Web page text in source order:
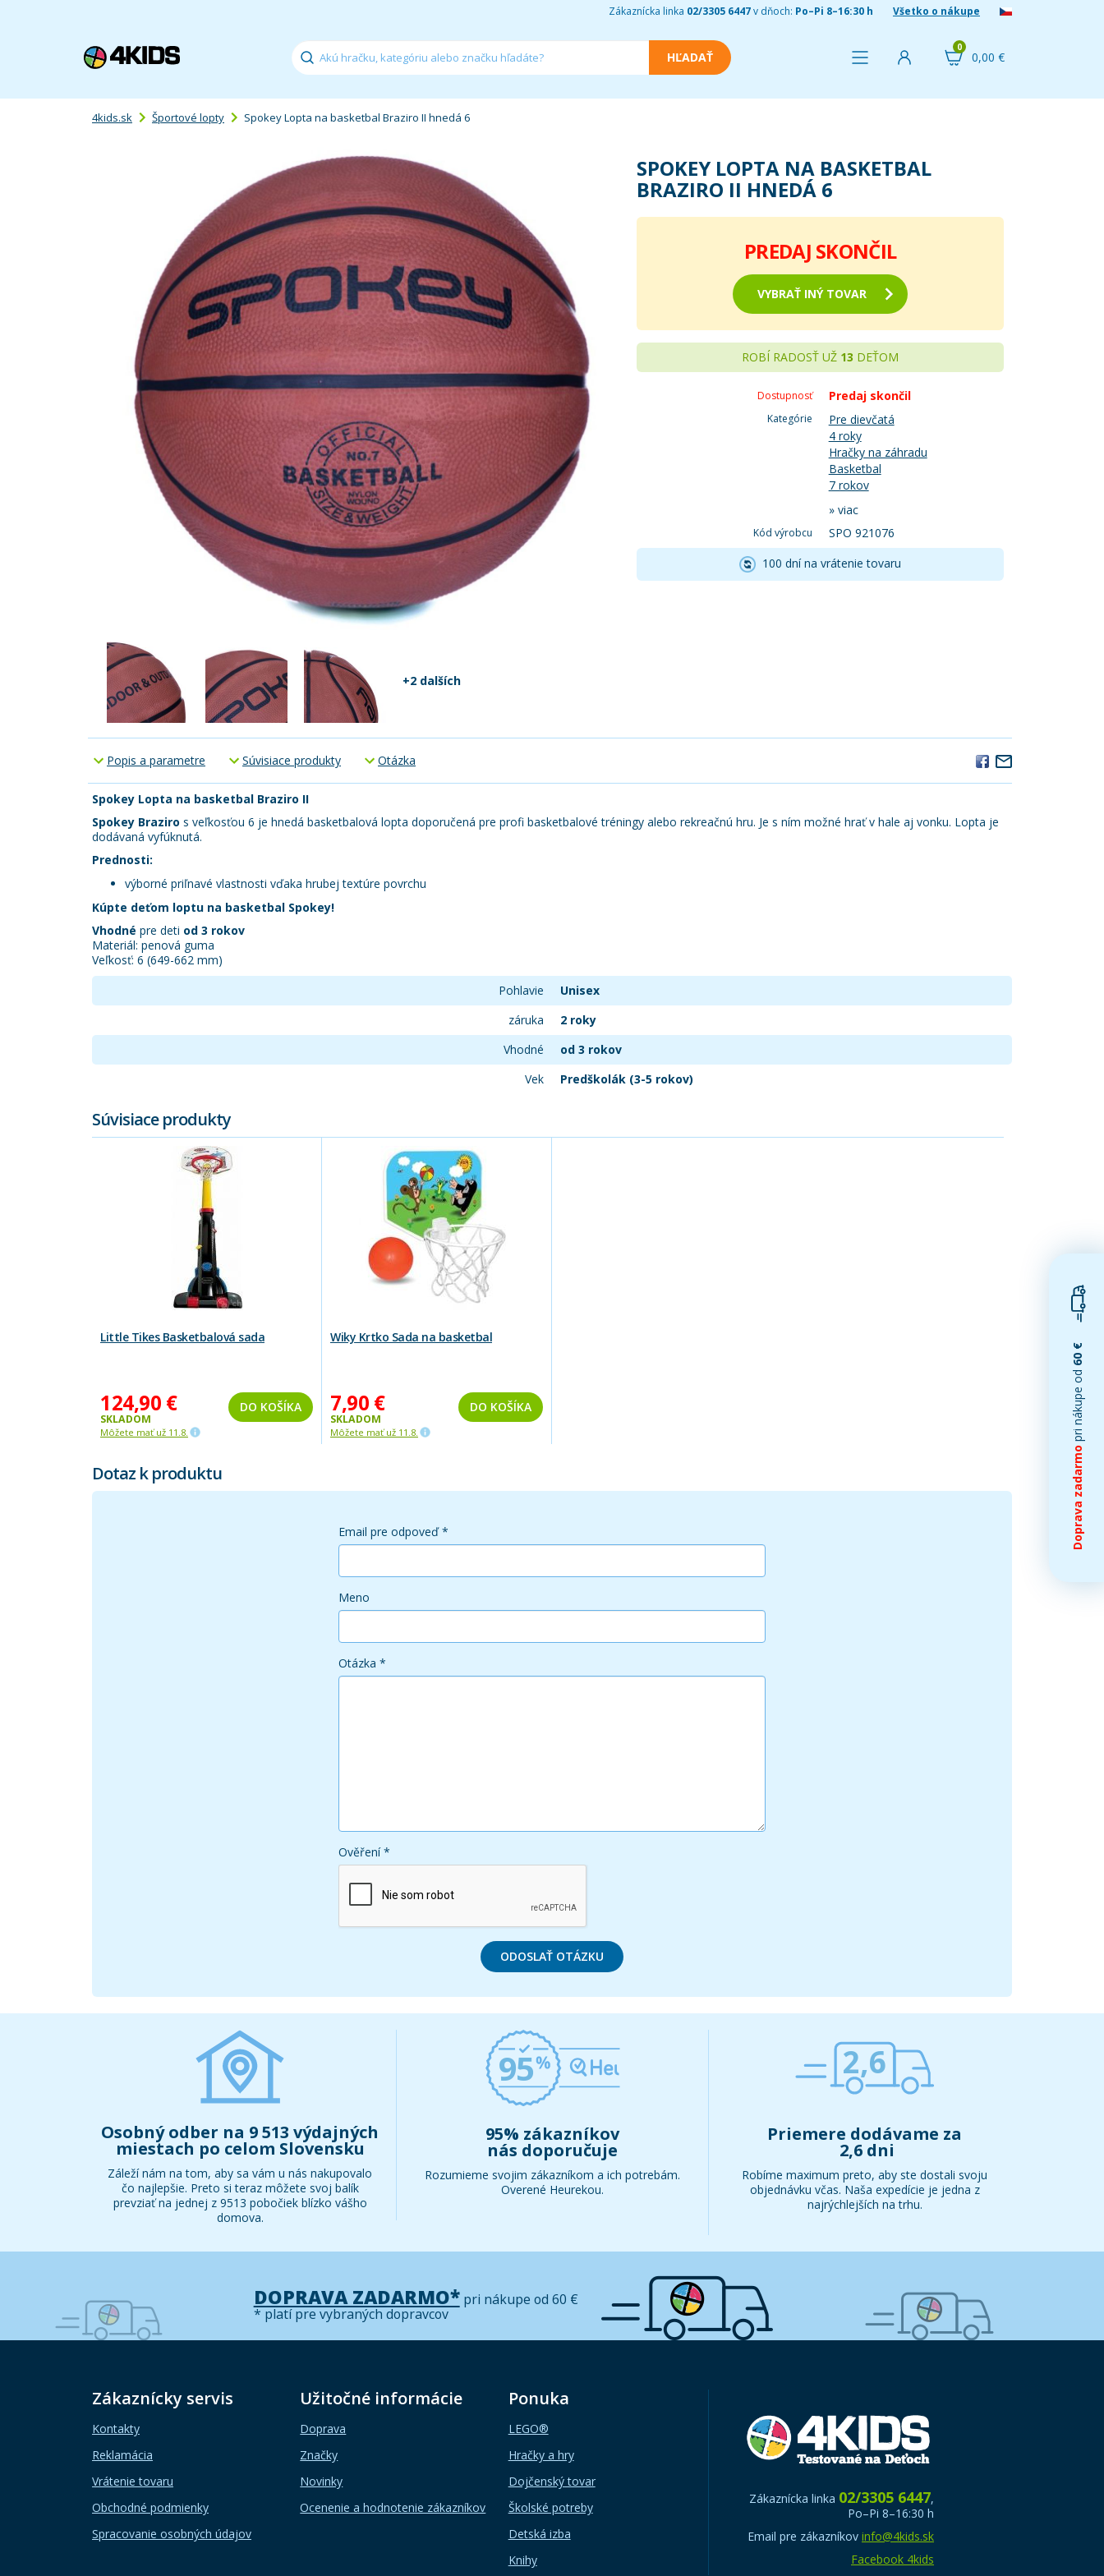
Zákaznícka linka 02/3305 6447v dňoch: Po–Pi 8–16:30 h Všetko o nákupe
0,00 €
0
4kids.sk Športové lopty Spokey Lopta na basketbal Braziro II hnedá 6
+2 dalších
SPOKEY LOPTA NA BASKETBAL
BRAZIRO II HNEDÁ 6
PREDAJ SKONČIL
VYBRAŤ INÝ TOVAR
ROBÍ RADOSŤ UŽ 13 DEŤOM
Dostupnosť Predaj skončil
Kategórie
Pre dievčatá
4 roky
Hračky na záhradu
Basketbal
7 rokov
» viac
Kód výrobcu
SPO 921076
100 dní na vrátenie tovaru
Popis a parametre Súvisiace produkty Otázka
Spokey Lopta na basketbal Braziro II
Spokey Braziro s veľkosťou 6 je hnedá basketbalová lopta doporučená pre profi basketbalové tréningy alebo rekreačnú hru. Je s ním možné hrať v hale aj vonku. Lopta je
dodávaná vyfúknutá.
Prednosti:
výborné priľnavé vlastnosti vďaka hrubej textúre povrchu
Kúpte deťom loptu na basketbal Spokey!
Vhodné pre deti od 3 rokov
Materiál: penová guma
Veľkosť: 6 (649-662 mm)
Pohlavie
Unisex
záruka
2 roky
Vhodné
od 3 rokov
Vek
Predškolák (3-5 rokov)
Súvisiace produkty
Little Tikes Basketbalová sada
124,90 €
SKLADOM
Môžete mať už 11.8.
DO KOŠÍKA
Wiky Krtko Sada na basketbal
7,90 €
SKLADOM
Môžete mať už 11.8.
DO KOŠÍKA
Dotaz k produktu
Email pre odpoveď *
Meno
Otázka *
Ověření *
ODOSLAŤ OTÁZKU
Osobný odber na 9 513 výdajných
miestach po celom Slovensku
Záleží nám na tom, aby sa vám u nás nakupovalo
čo najlepšie. Preto si teraz môžete svoj balík
prevziať na jednej z 9513 pobočiek blízko vášho
domova.
95
95% zákazníkov
nás doporučuje
Rozumieme svojim zákazníkom a ich potrebám.
Overené Heurekou.
2,6
Priemere dodávame za
2,6 dni
Robíme maximum preto, aby ste dostali svoju
objednávku včas. Naša expedície je jedna z
najrýchlejších na trhu.
DOPRAVA ZADARMO*pri nákupe od 60 €
* platí pre vybraných dopravcov
Zákaznícky servis
Kontakty
Reklamácia
Vrátenie tovaru
Obchodné podmienky
Spracovanie osobných údajov
Užitočné informácie
Doprava
Značky
Novinky
Ocenenie a hodnotenie zákazníkov
Ponuka
LEGO®
Hračky a hry
Dojčenský tovar
Školské potreby
Detská izba
Knihy
Zákaznícka linka 02/3305 6447,
Po–Pi 8–16:30 h
Email pre zákazníkov info@4kids.sk
Facebook 4kids
Doprava zadarmo
pri nákupe od
60 €